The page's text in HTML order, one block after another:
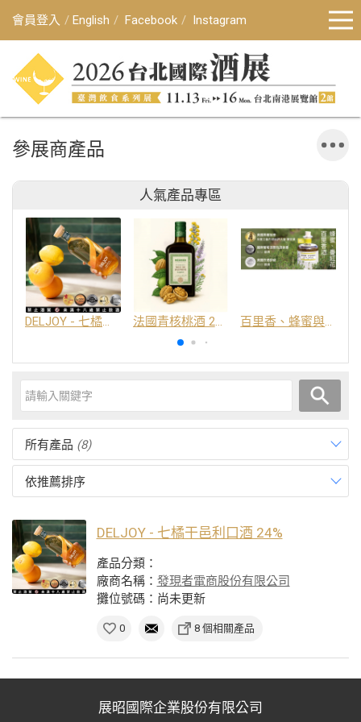
會員登入 English Facebook Instagram
參展商產品
人氣產品專區
DELJOY - 七橘干邑利口酒 24% 法國青核桃酒 25% 百里香、蜂蜜與番紅花酒
所有產品 (8)
依推薦排序
DELJOY - 七橘干邑利口酒 24%
產品分類：
廠商名稱： 發現者電商股份有限公司
攤位號碼：尚未更新
0 8 個相關產品
展昭國際企業股份有限公司